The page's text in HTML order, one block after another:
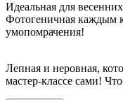
Идеальная для
Фотогеничная каждым
умопомрачения!
Лепная и неровная,
мастер-классе сами!